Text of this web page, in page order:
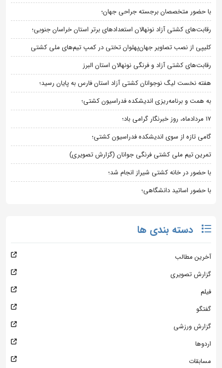
با حضور متخصصان برجسته جراحی جهان؛
رقابت‌های کشتی آزاد نونهالان استعدادهای برتر استان خراسان جنوبی؛
کلیپی از نصب تصاویر جهان‌پهلوان تختی در کمپ تیم‌های ملی کشتی
رقابت‌های کشتی آزاد و فرنگی نونهالان استان البرز
هفته نخست لیگ نوجوانان کشتی آزاد استان فارس به پایان رسید؛
به همت و برنامه‌ریزی اندیشکده فدراسیون کشتی؛
۱۷ مردادماه، روز خبرنگار گرامی باد؛
گامی تازه از سوی اندیشکده فدراسیون کشتی؛
تمرین تیم ملی کشتی فرنگی جوانان (گزارش تصویری)
با حضور در خانه کشتی شیراز انجام شد؛
با حضور اساتید دانشگاهی؛
دسته بندی ها
آخرین مطالب
گزارش تصویری
فیلم
گفتگو
گزارش ورزشی
اردوها
مسابقات